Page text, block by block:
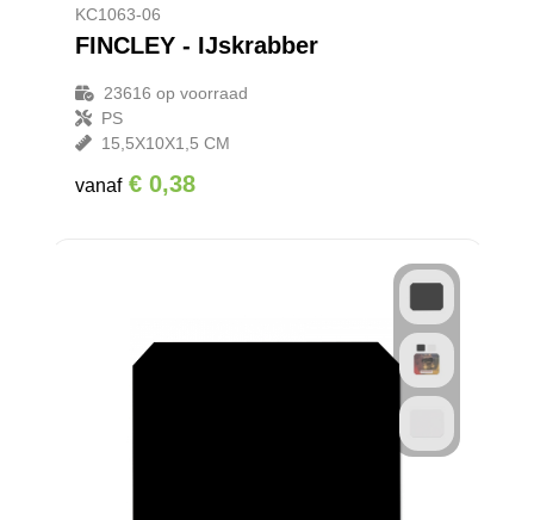
KC1063-06
FINCLEY - IJskrabber
23616 op voorraad
PS
15,5X10X1,5 CM
vanaf € 0,38